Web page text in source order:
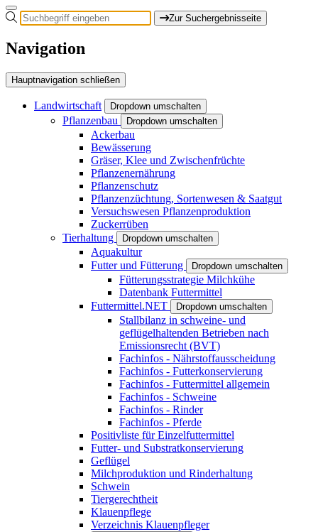
Zur Suchergebnisseite
Navigation
Hauptnavigation schließen
Landwirtschaft Dropdown umschalten
Pflanzenbau Dropdown umschalten
Ackerbau
Bewässerung
Gräser, Klee und Zwischenfrüchte
Pflanzenernährung
Pflanzenschutz
Pflanzenzüchtung, Sortenwesen & Saatgut
Versuchswesen Pflanzenproduktion
Zuckerrüben
Tierhaltung
Dropdown umschalten
Aquakultur
Futter und Fütterung
Dropdown umschalten
Fütterungsstrategie Milchkühe
Datenbank Futtermittel
Futtermittel.NET
Dropdown umschalten
Stallbilanz in schweine- und
geflügelhaltenden Betrieben nach
Emissionsrecht (BVT)
Fachinfos - Nährstoffausscheidung
Fachinfos - Futterkonservierung
Fachinfos - Futtermittel allgemein
Fachinfos - Schweine
Fachinfos - Rinder
Fachinfos - Pferde
Positivliste für Einzelfuttermittel
Futter- und Substratkonservierung
Geflügel
Milchproduktion und Rinderhaltung
Schwein
Tiergerechtheit
Klauenpflege
Verzeichnis Klauenpfleger